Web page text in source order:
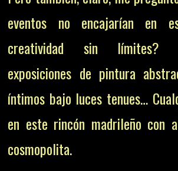
eventos no encajarían en
creatividad sin límites?
exposiciones de pintura
íntimos bajo luces tenues…
en este rincón madrileño con
cosmopolita.